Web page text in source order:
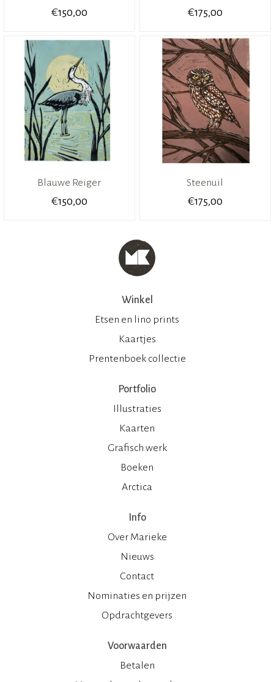
€150,00 €175,00
Blauwe Reiger
€150,00
Steenuil
€175,00
Winkel
Etsen en lino prints
Kaartjes
Prentenboek collectie
Portfolio
Illustraties
Kaarten
Grafisch werk
Boeken
Arctica
Info
Over Marieke
Nieuws
Contact
Nominaties en prijzen
Opdrachtgevers
Voorwaarden
Betalen